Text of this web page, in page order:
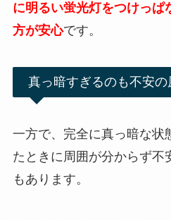
に明るい蛍光灯をつけっぱ
方が安心です。
真っ暗すぎるのも不安の
一方で、完全に真っ暗な状
たときに周囲が分からず不
もあります。